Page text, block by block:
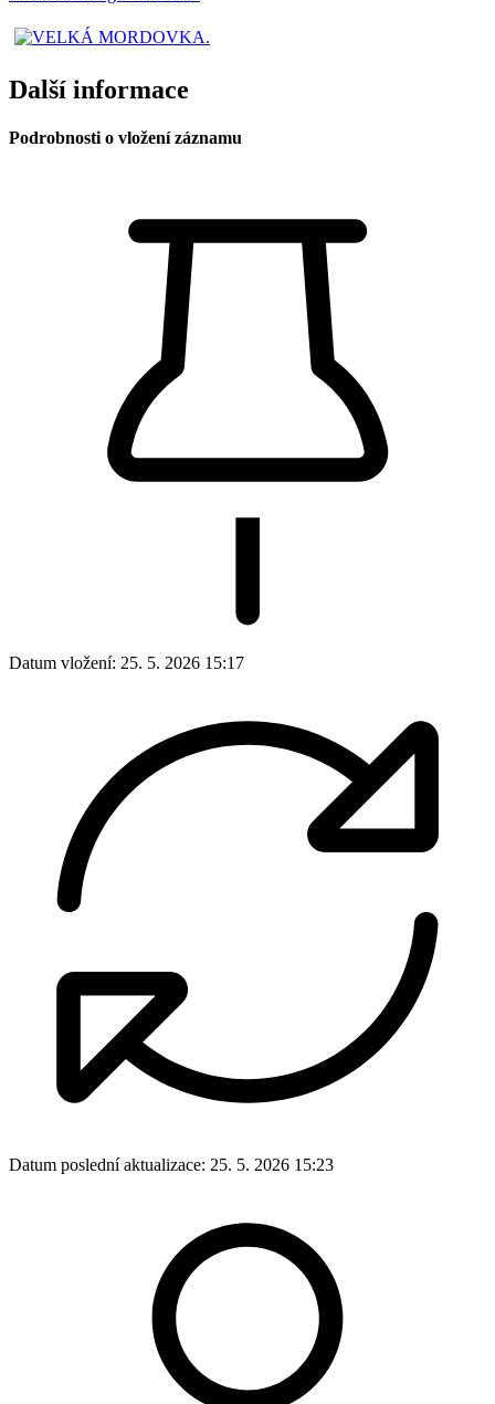
Další informace
Podrobnosti o vložení záznamu
Datum vložení: 25. 5. 2026 15:17
Datum poslední aktualizace: 25. 5. 2026 15:23